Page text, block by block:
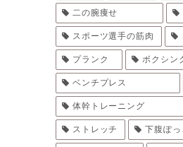
二の腕痩せ
スポーツ選手の筋肉
プランク ボクシン
ベンチプレス
体幹トレーニング
ストレッチ 下腹ぽっ